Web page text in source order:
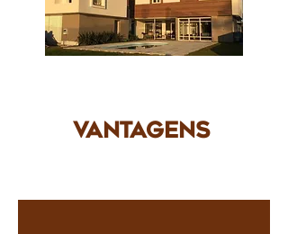
VANTAGENS